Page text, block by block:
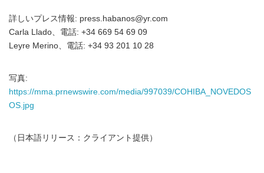
詳しいプレス情報: press.habanos@yr.com
Carla Llado、電話: +34 669 54 69 09
Leyre Merino、電話: +34 93 201 10 28
写真:
https://mma.prnewswire.com/media/997039/COHIBA_NOVEDOS
OS.jpg
（日本語リリース：クライアント提供）